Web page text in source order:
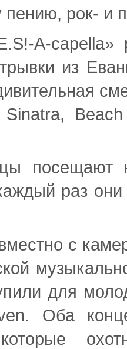
пению, рок- и
A-capella»
из
Sinatra,
посещают
раз
с
для
Оба